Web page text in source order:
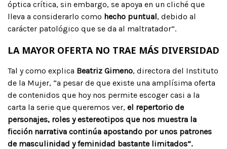
óptica crítica, sin embargo, se apoya en un cliché que
lleva a considerarlo como hecho puntual, debido al
carácter patológico que se da al maltratador”.
LA MAYOR OFERTA NO TRAE MÁS DIVERSIDAD
Tal y como explica Beatriz Gimeno, directora del Instituto
de la Mujer, “a pesar de que existe una amplísima oferta
de contenidos que hoy nos permite escoger casi a la
carta la serie que queremos ver, el repertorio de
personajes, roles y estereotipos que nos muestra la
ficción narrativa continúa apostando por unos patrones
de masculinidad y feminidad bastante limitados”.